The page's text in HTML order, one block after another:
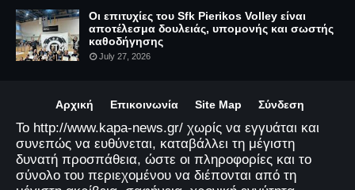
Οι επιτυχίες του Sfk Pierikos Volley είναι
αποτέλεσμα δουλειάς, υπομονής και σωστής
καθοδήγησης
July 27, 2026
Αρχική Επικοινωνία Site Map Σύνδεση
Το http://www.kapa-news.gr/ χωρίς να εγγυάται και
συνεπώς να ευθύνεται, καταβάλλει τη μέγιστη
δυνατή προσπάθεια, ώστε οι πληροφορίες και το
σύνολο του περιεχομένου να διέπονται από τη